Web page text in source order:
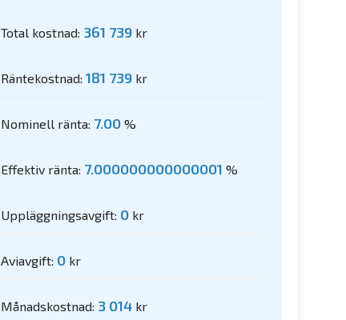
Total kostnad: 361 739kr
Räntekostnad: 181 739kr
Nominell ränta: 7.00%
Effektiv ränta: 7.000000000000001 %
Uppläggningsavgift: 0kr
Aviavgift: 0kr
Månadskostnad: 3 014kr